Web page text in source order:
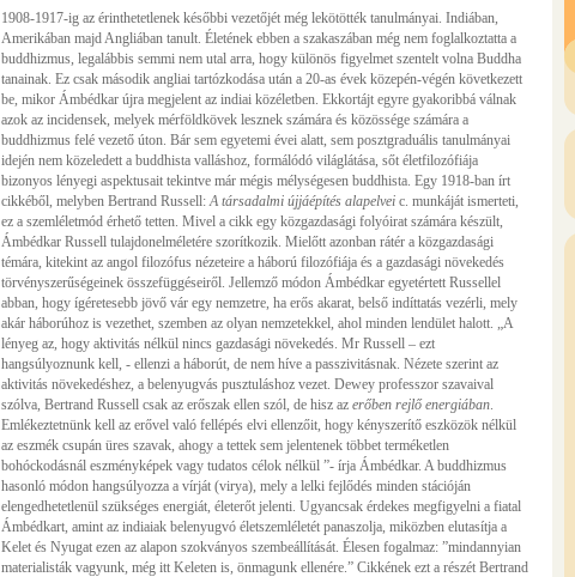
1908-1917-ig az érinthetetlenek későbbi vezetőjét még lekötötték tanulmányai. Indiában,
Amerikában majd Angliában tanult. Életének ebben a szakaszában még nem foglalkoztatta a
buddhizmus, legalábbis semmi nem utal arra, hogy különös figyelmet szentelt volna Buddha
tanainak. Ez csak második angliai tartózkodása után a 20-as évek közepén-végén következett
be, mikor Ámbédkar újra megjelent az indiai közéletben. Ekkortájt egyre gyakoribbá válnak
azok az incidensek, melyek mérföldkövek lesznek számára és közössége számára a
buddhizmus felé vezető úton. Bár sem egyetemi évei alatt, sem posztgraduális tanulmányai
idején nem közeledett a buddhista valláshoz, formálódó világlátása, sőt életfilozófiája
bizonyos lényegi aspektusait tekintve már mégis mélységesen buddhista. Egy 1918-ban írt
cikkéből, melyben Bertrand Russell:A társadalmi újjáépítés alapelvei c. munkáját ismerteti,
ez a szemléletmód érhető tetten. Mivel a cikk egy közgazdasági folyóirat számára készült,
Ámbédkar Russell tulajdonelméletére szorítkozik. Mielőtt azonban rátér a közgazdasági
témára, kitekint az angol filozófus nézeteire a háború filozófiája és a gazdasági növekedés
törvényszerűségeinek összefüggéseiről. Jellemző módon Ámbédkar egyetértett Russellel
abban, hogy ígéretesebb jövő vár egy nemzetre, ha erős akarat, belső indíttatás vezérli, mely
akár háborúhoz is vezethet, szemben az olyan nemzetekkel, ahol minden lendület halott. „A
lényeg az, hogy aktivitás nélkül nincs gazdasági növekedés. Mr Russell – ezt
hangsúlyoznunk kell, - ellenzi a háborút, de nem híve a passzivitásnak. Nézete szerint az
aktivitás növekedéshez, a belenyugvás pusztuláshoz vezet. Dewey professzor szavaival
szólva, Bertrand Russell csak az erőszak ellen szól, de hisz az erőben rejlő energiában.
Emlékeztetnünk kell az erővel való fellépés elvi ellenzőit, hogy kényszerítő eszközök nélkül
az eszmék csupán üres szavak, ahogy a tettek sem jelentenek többet terméketlen
bohóckodásnál eszményképek vagy tudatos célok nélkül ”- írja Ámbédkar. A buddhizmus
hasonló módon hangsúlyozza a vírját (virya), mely a lelki fejlődés minden stációján
elengedhetetlenül szükséges energiát, életerőt jelenti. Ugyancsak érdekes megfigyelni a fiatal
Ámbédkart, amint az indiaiak belenyugvó életszemléletét panaszolja, miközben elutasítja a
Kelet és Nyugat ezen az alapon szokványos szembeállítását. Élesen fogalmaz: ”mindannyian
materialisták vagyunk, még itt Keleten is, önmagunk ellenére.” Cikkének ezt a részét Bertrand